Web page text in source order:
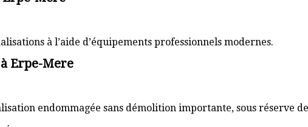
à l’aide d’équipements professionnels modernes.
Erpe-Mere
endommagée sans démolition importante, sous réserve